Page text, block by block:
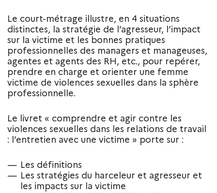
Le court-métrage illustre, en 4 situations
distinctes, la stratégie de l’agresseur, l’impact
sur la victime et les bonnes pratiques
professionnelles des managers et manageuses,
agentes et agents des RH, etc., pour repérer,
prendre en charge et orienter une femme
victime de violences sexuelles dans la sphère
professionnelle.
Le livret « comprendre et agir contre les
violences sexuelles dans les relations de travail
: l’entretien avec une victime » porte sur :
Les définitions
Les stratégies du harceleur et agresseur et
les impacts sur la victime